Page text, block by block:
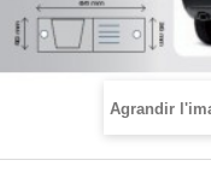
Agrandir